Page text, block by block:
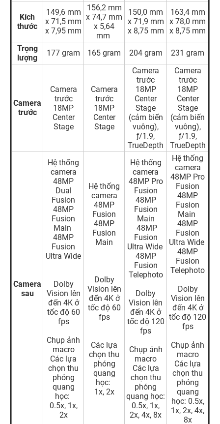
Kích
thước
149,6 mm
x 71,5 mm
x 7,95 mm
156,2 mm
x 74,7 mm
x 5,64
mm
150,0 mm
x 71,9 mm
x 8,75 mm
163,4 mm
x 78,0 mm
x 8,75 mm
Trọng
lượng
177 gram 165 gram 204 gram 231 gram
Camera
trước
Camera
trước
18MP
Center
Stage
Camera
trước
18MP
Center
Stage
Camera
trước
18MP
Center
Stage
(cảm biến
vuông),
ƒ/1.9,
TrueDepth
Camera
trước
18MP
Center
Stage
(cảm biến
vuông),
ƒ/1.9,
TrueDepth
Camera
sau
Hệ thống
camera
48MP
Dual
Fusion
48MP
Fusion
Main
48MP
Fusion
Ultra Wide
Dolby
Vision lên
đến 4K ở
tốc độ 60
fps
Chụp ảnh
macro
Các lựa
chọn thu
phóng
quang
học:
0.5x, 1x,
2x
Hệ thống
camera
48MP
Fusion
48MP
Fusion
Main
Dolby
Vision lên
đến 4K ở
tốc độ 60
fps
Các lựa
chọn thu
phóng
quang
học:
1x, 2x
Hệ thống
camera
48MP Pro
Fusion
48MP
Fusion
Main
48MP
Fusion
Ultra Wide
48MP
Fusion
Telephoto
Dolby
Vision lên
đến 4K ở
tốc độ 120
fps
Chụp ảnh
macro
Các lựa
chọn thu
phóng
quang học:
0.5x, 1x,
2x, 4x, 8x
Hệ thống
camera
48MP Pro
Fusion
48MP
Fusion
Main
48MP
Fusion
Ultra Wide
48MP
Fusion
Telephoto
Dolby
Vision lên
đến 4K ở
tốc độ 120
fps
Chụp ảnh
macro
Các lựa
chọn thu
phóng
quang
học: 0.5x,
1x, 2x, 4x,
8x